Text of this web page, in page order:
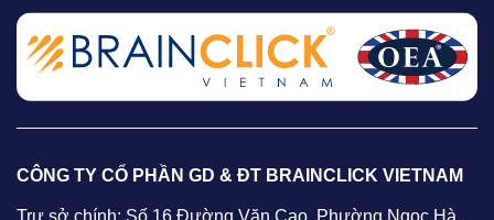
CÔNG TY CỔ PHẦN GD & ĐT BRAINCLICK VIETNAM
Trự sở chính: Số 16 Đường Văn Cao, Phường Ngọc Hà,